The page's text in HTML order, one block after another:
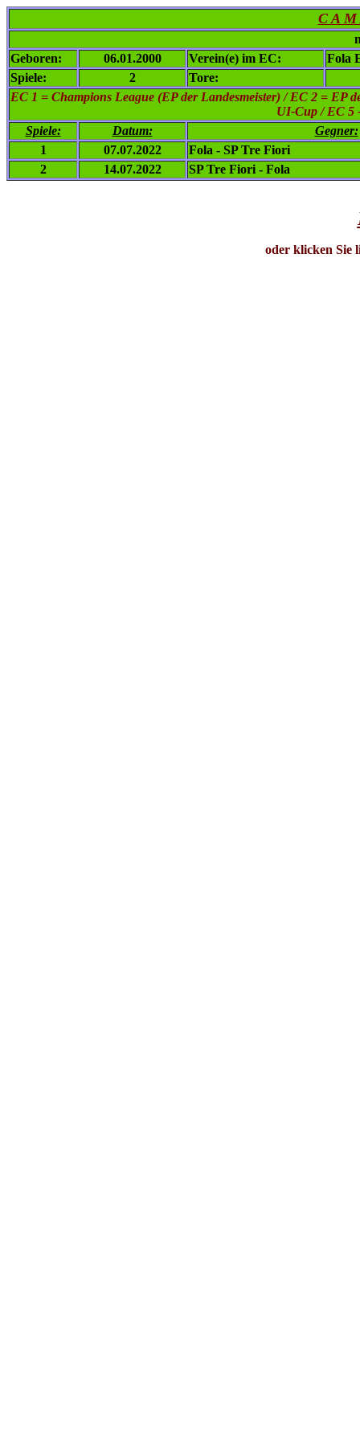
C A M
Geboren:
06.01.2000 Verein(e) im EC:
Fola
Spiele:
2
Tore:
EC 1 = Champions League (EP der Landesmeister) / EC 2 = EP
UI-Cup / EC 5
Spiele:
Datum:
Gegner:
1
07.07.2022
Fola - SP Tre Fiori
2
14.07.2022 SP Tre Fiori - Fola
oder klicken Sie